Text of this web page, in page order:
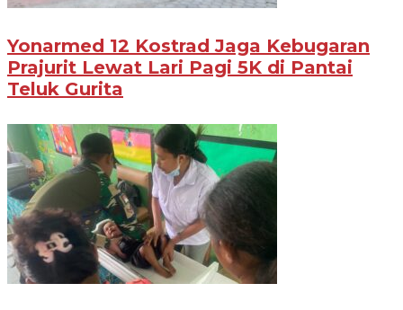
Yonarmed 12 Kostrad Jaga Kebugaran
Prajurit Lewat Lari Pagi 5K di Pantai
Teluk Gurita